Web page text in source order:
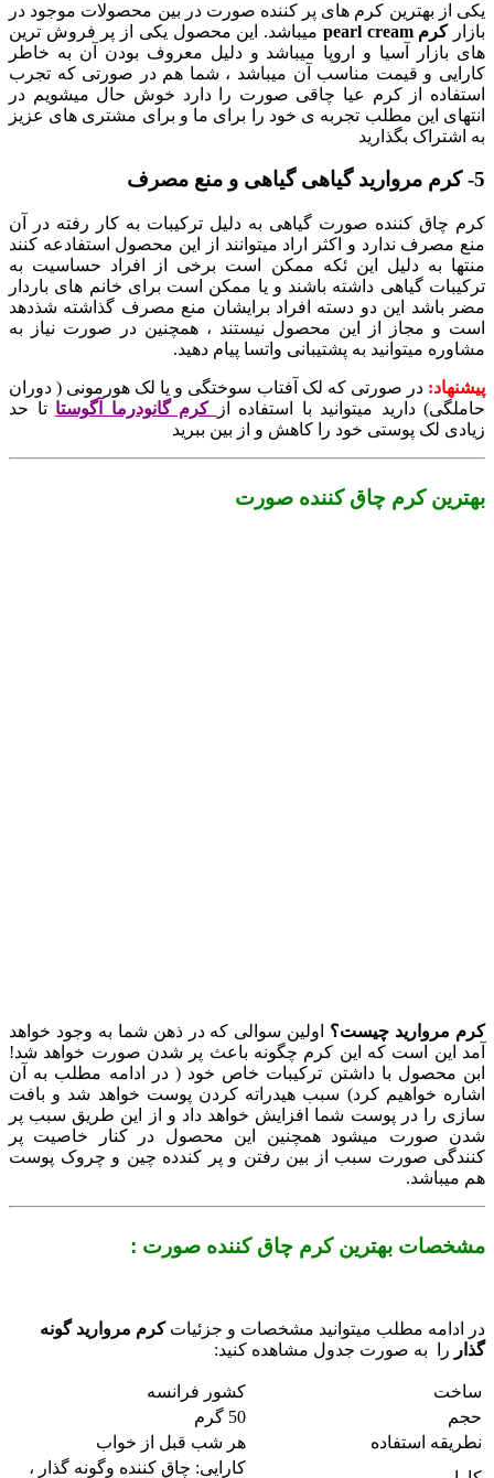
یکی از بهترین کرم های پر کننده صورت در بین محصولات موجود در
بازارکرم pearl cream
میباشد. این محصول یکی از پر فروش ترین
های بازار آسیا و اروپا میباشد و دلیل معروف بودن آن به خاطر
کارایی و قیمت مناسب آن میباشد ، شما هم در صورتی که تجرب
استفاده از کرم عیا چاقی صورت را دارد خوش حال میشویم در
انتهای این مطلب تجربه ی خود را برای ما و برای مشتری های عزیز
به اشتراک بگذارید
5- کرم مروارید گیاهی گیاهی و منع مصرف
کرم چاق کننده صورت گیاهی به دلیل ترکیبات به کار رفته در آن
منع مصرف ندارد و اکثر اراد میتوانند از این محصول استفادعه کنند
منتها به دلیل این ئکه ممکن است برخی از افراد حساسیت به
ترکیبات گیاهی داشته باشند و یا ممکن است برای خانم های باردار
مضر باشد این دو دسته افراد برایشان منع مصرف گذاشته شذدهد
است و مجاز از این محصول نیستند ، همچنین در صورت نیاز به
مشاوره میتوانید به پشتیبانی واتسا پیام دهید.
پیشنهاد:در صورتی که لک آفتاب سوختگی و یا لک هورمونی ( دوران
حاملگی) دارید میتوانید با استفاده از
کرم گانودرما آگوستا تا حد
زیادی لک پوستی خود را کاهش و از بین ببرید
بهترین کرم چاق کننده صورت
کرم مروارید چیست؟ اولین سوالی که در ذهن شما به وجود خواهد
آمد این است که این کرم چگونه باعث پر شدن صورت خواهد شد!
ابن محصول با داشتن ترکیبات خاص خود ( در ادامه مطلب به آن
اشاره خواهیم کرد) سبب هیدراته کردن پوست خواهد شد و بافت
سازی را در پوست شما افزایش خواهد داد و از این طریق سبب پر
شدن صورت میشود همچنین این محصول در کنار خاصیت پر
کنندگی صورت سبب از بین رفتن و پر کندده چین و چروک پوست
هم میباشد.
مشخصات بهترین کرم چاق کننده صورت :
در ادامه مطلب میتوانید مشخصات و جزئیاتکرم مروارید گونه
گذار را به صورت جدول مشاهده کنید:
ساخت
کشور فرانسه
حجم
50 گرم
نطریقه استفاده
هر شب قبل از خواب
کارایی: چاق کننده وگونه گذار ،